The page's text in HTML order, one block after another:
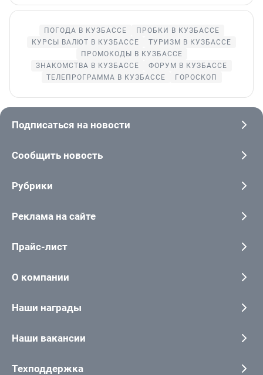
ПОГОДА В КУЗБАССЕ
ПРОБКИ В КУЗБАССЕ
КУРСЫ ВАЛЮТ В КУЗБАССЕ
ТУРИЗМ В КУЗБАССЕ
ПРОМОКОДЫ В КУЗБАССЕ
ЗНАКОМСТВА В КУЗБАССЕ
ФОРУМ В КУЗБАССЕ
ТЕЛЕПРОГРАММА В КУЗБАССЕ
ГОРОСКОП
Подписаться на новости
Сообщить новость
Рубрики
Реклама на сайте
Прайс-лист
О компании
Наши награды
Наши вакансии
Техподдержка